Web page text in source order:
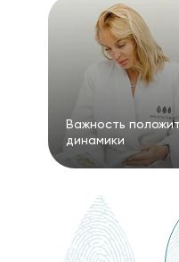
Важность
динамики